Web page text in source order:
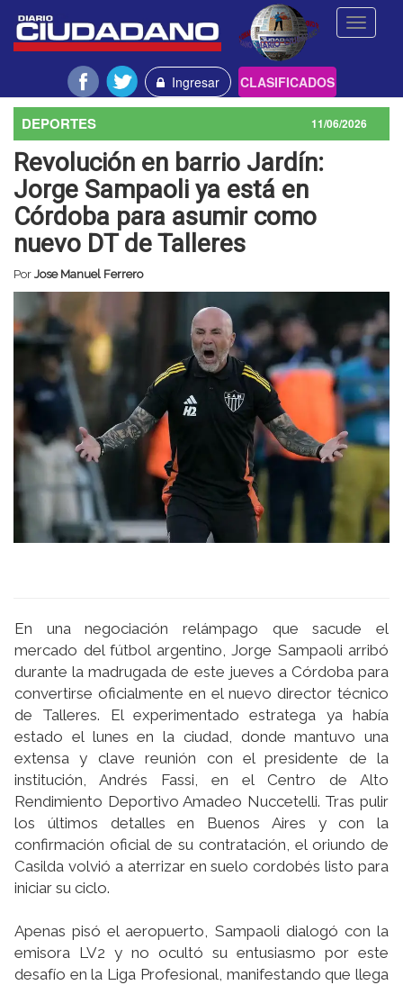
Toggle
Ingresar CLASIFICADOS
DEPORTES 11/06/2026
Revolución en barrio Jardín:
Jorge Sampaoli ya está en
Córdoba para asumir como
nuevo DT de Talleres
Por Jose Manuel Ferrero
En una negociación relámpago que sacude el
mercado del fútbol argentino, Jorge Sampaoli arribó
durante la madrugada de este jueves a Córdoba para
convertirse oficialmente en el nuevo director técnico
de Talleres. El experimentado estratega ya había
estado el lunes en la ciudad, donde mantuvo una
extensa y clave reunión con el presidente de la
institución, Andrés Fassi, en el Centro de Alto
Rendimiento Deportivo Amadeo Nuccetelli. Tras pulir
los últimos detalles en Buenos Aires y con la
confirmación oficial de su contratación, el oriundo de
Casilda volvió a aterrizar en suelo cordobés listo para
iniciar su ciclo.
Apenas pisó el aeropuerto, Sampaoli dialogó con la
emisora LV2 y no ocultó su entusiasmo por este
desafío en la Liga Profesional, manifestando que llega